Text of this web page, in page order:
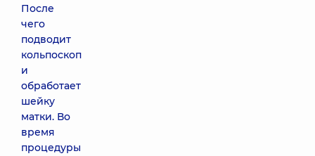
После
чего
подводит
кольпоскоп
и
обработает
шейку
матки. Во
время
процедуры